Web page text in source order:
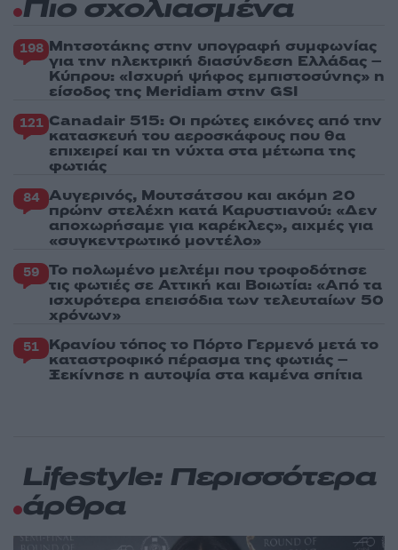
Πιο σχολιασμένα
198 Μητσοτάκης στην υπογραφή συμφωνίας
για την ηλεκτρική διασύνδεση Ελλάδας –
Κύπρου: «Ισχυρή ψήφος εμπιστοσύνης» η
είσοδος της Meridiam στην GSI
121 Canadair 515: Οι πρώτες εικόνες από την
κατασκευή του αεροσκάφους που θα
επιχειρεί και τη νύχτα στα μέτωπα της
φωτιάς
84 Αυγερινός, Μουτσάτσου και ακόμη 20
πρώην στελέχη κατά Καρυστιανού: «Δεν
αποχωρήσαμε για καρέκλες», αιχμές για
«συγκεντρωτικό μοντέλο»
59 Το πολωμένο μελτέμι που τροφοδότησε
τις φωτιές σε Αττική και Βοιωτία: «Από τα
ισχυρότερα επεισόδια των τελευταίων 50
χρόνων»
51 Κρανίου τόπος το Πόρτο Γερμενό μετά το
καταστροφικό πέρασμα της φωτιάς –
Ξεκίνησε η αυτοψία στα καμένα σπίτια
Lifestyle: Περισσότερα
άρθρα